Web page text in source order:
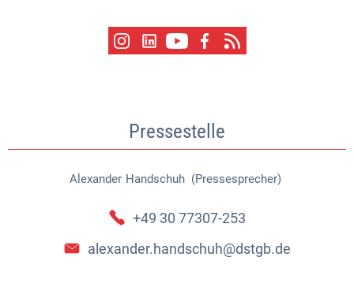
Pressestelle
Alexander Handschuh (Pressesprecher)
Alexander Handschuh
+49 30 77307-253
alexander.handschuh@dstgb.de